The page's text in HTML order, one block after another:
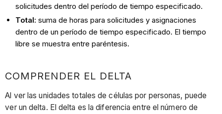
solicitudes dentro del período de tiempo especificado.
Total: suma de horas para solicitudes y asignaciones
dentro de un período de tiempo especificado. El tiempo
libre se muestra entre paréntesis.
COMPRENDER EL DELTA
Al ver las unidades totales de células por personas, puede
ver un delta. El delta es la diferencia entre el número de